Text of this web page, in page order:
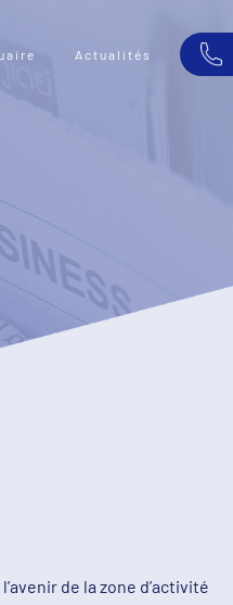
Actualités
de la zone d’activité